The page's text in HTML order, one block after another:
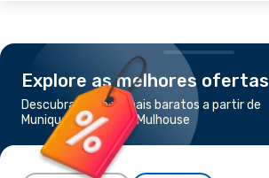
Explore as melhores ofertas
Descubra os voos mais baratos a partir de
Munique para Basel-Mulhouse